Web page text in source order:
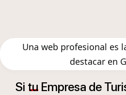
Una web profesional es
destacar en
Si tu Empresa de